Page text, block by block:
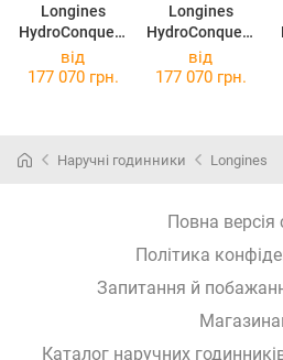
Longines
HydroConquest
GMT
L3.790.4.56.9
Longines
HydroConquest
GMT
L3.890.4.56.9
від
177 070 грн.
від
177 070 грн.
Наручні годинники Longines
Повна версія
Політика
Запитання й
Каталог наручних